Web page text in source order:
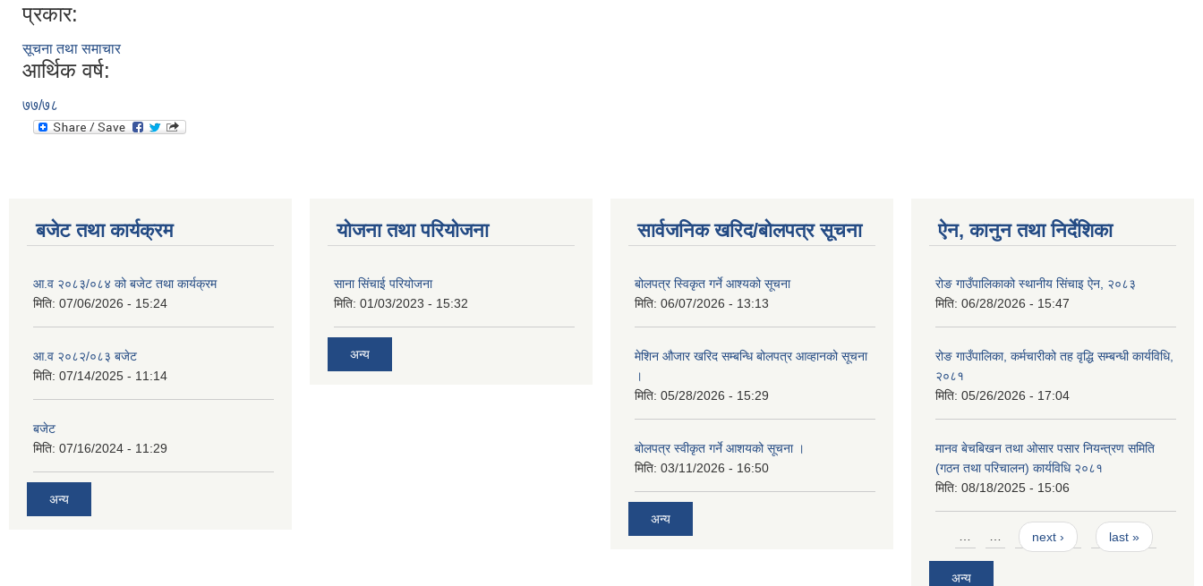
प्रकार:
सूचना तथा समाचार
आर्थिक वर्ष:
७७/७८
बजेट तथा कार्यक्रम
आ.व २०८३/०८४ को बजेट तथा कार्यक्रम
मिति: 07/06/2026 - 15:24
आ.व २०८२/०८३ बजेट
मिति: 07/14/2025 - 11:14
बजेट
मिति: 07/16/2024 - 11:29
अन्य
योजना तथा परियोजना
साना सिंचाई परियोजना
मिति: 01/03/2023 - 15:32
अन्य
सार्वजनिक खरिद/बोलपत्र सूचना
बोलपत्र स्विकृत गर्ने आश्यको सूचना
मिति: 06/07/2026 - 13:13
मेशिन औजार खरिद सम्बन्धि बोलपत्र आव्हानको सूचना
।
मिति: 05/28/2026 - 15:29
बोलपत्र स्वीकृत गर्ने आशयको सूचना ।
मिति: 03/11/2026 - 16:50
अन्य
ऐन, कानुन तथा निर्देशिका
रोङ गाउँपालिकाको स्थानीय सिंचाइ ऐन, २०८३
मिति: 06/28/2026 - 15:47
रोङ गाउँपालिका, कर्मचारीको तह वृद्धि सम्बन्धी कार्यविधि,
२०८१
मिति: 05/26/2026 - 17:04
मानव बेचबिखन तथा ओसार पसार नियन्त्रण समिति
(गठन तथा परिचालन) कार्यविधि २०८१
मिति: 08/18/2025 - 15:06
Pages
… … next › last »
अन्य